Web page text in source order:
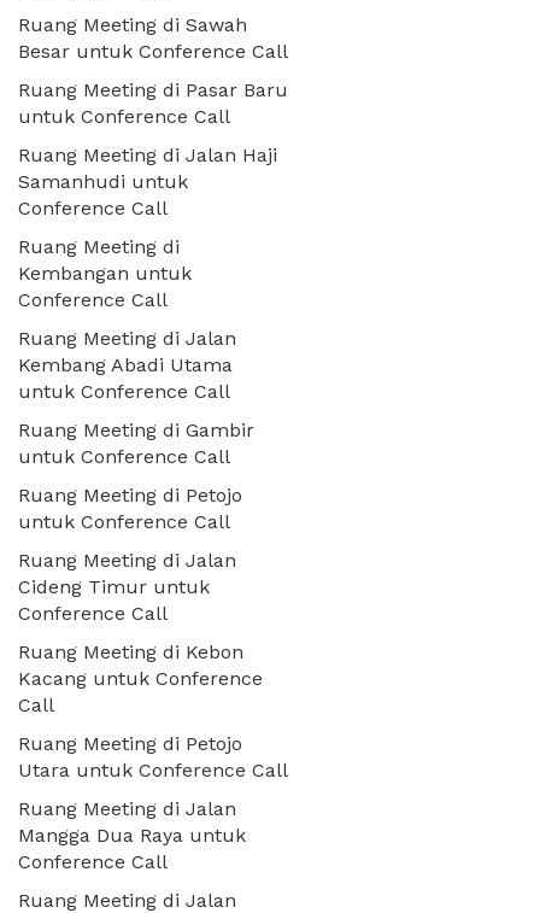
Ruang Meeting di Sawah
Besar untuk Conference Call
Ruang Meeting di Pasar Baru
untuk Conference Call
Ruang Meeting di Jalan Haji
Samanhudi untuk
Conference Call
Ruang Meeting di
Kembangan untuk
Conference Call
Ruang Meeting di Jalan
Kembang Abadi Utama
untuk Conference Call
Ruang Meeting di Gambir
untuk Conference Call
Ruang Meeting di Petojo
untuk Conference Call
Ruang Meeting di Jalan
Cideng Timur untuk
Conference Call
Ruang Meeting di Kebon
Kacang untuk Conference
Call
Ruang Meeting di Petojo
Utara untuk Conference Call
Ruang Meeting di Jalan
Mangga Dua Raya untuk
Conference Call
Ruang Meeting di Jalan